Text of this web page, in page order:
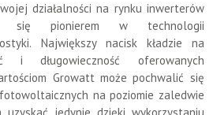
działalności na rynku inwerterów
się pionierem w technologii
Największy nacisk kładzie na
i długowieczność oferowanych
Growatt może pochwalić się
na poziomie zaledwie